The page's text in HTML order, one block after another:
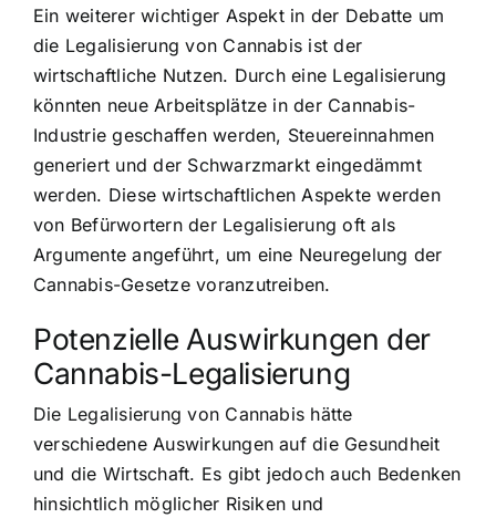
Ein weiterer wichtiger Aspekt in der Debatte um
die Legalisierung von Cannabis ist der
wirtschaftliche Nutzen. Durch eine Legalisierung
könnten neue Arbeitsplätze in der Cannabis-
Industrie geschaffen werden, Steuereinnahmen
generiert und der Schwarzmarkt eingedämmt
werden. Diese wirtschaftlichen Aspekte werden
von Befürwortern der Legalisierung oft als
Argumente angeführt, um eine Neuregelung der
Cannabis-Gesetze voranzutreiben.
Potenzielle Auswirkungen der
Cannabis-Legalisierung
Die Legalisierung von Cannabis hätte
verschiedene Auswirkungen auf die Gesundheit
und die Wirtschaft. Es gibt jedoch auch Bedenken
hinsichtlich möglicher Risiken und